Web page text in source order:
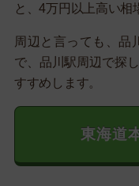
と、4万円以上高い相
周辺と言っても、品
で、品川駅周辺で探
すすめします。
東海道